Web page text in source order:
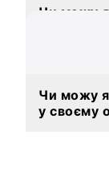
Чи можу я
Чи можу я
у своєму